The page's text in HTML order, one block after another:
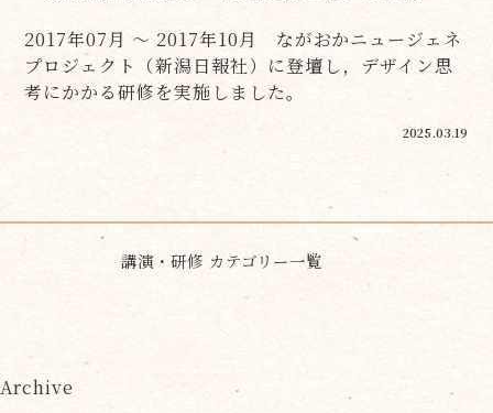
2017年07月 ～ 2017年10月 ながおかニュージェネ
プロジェクト（新潟日報社）に登壇し，デザイン思
考にかかる研修を実施しました。
2025.03.19
講演・研修 カテゴリー一覧
Archive